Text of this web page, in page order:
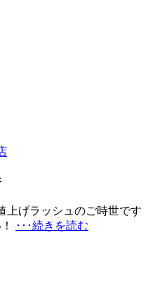
上げラッシュのご時世です
･･･続きを読む